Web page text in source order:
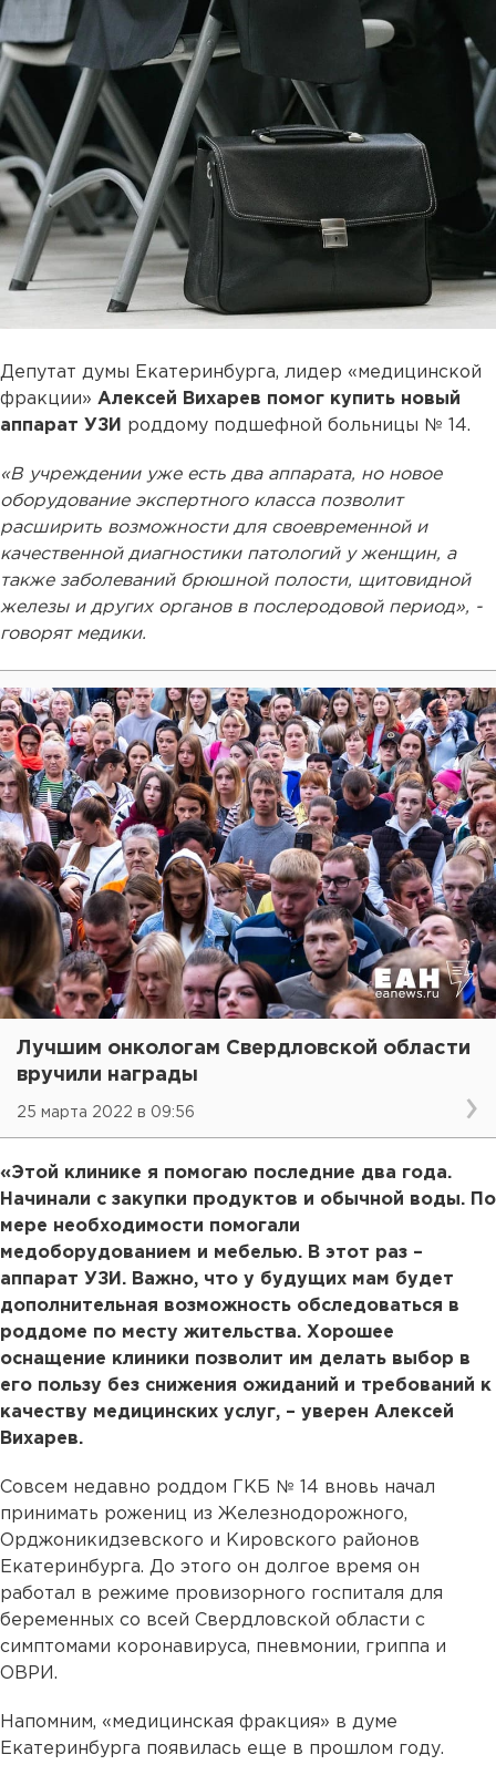
Депутат думы Екатеринбурга, лидер «медицинской
фракции» Алексей Вихарев помог купить новый
аппарат УЗИ роддому подшефной больницы № 14.
«В учреждении уже есть два аппарата, но новое
оборудование экспертного класса позволит
расширить возможности для своевременной и
качественной диагностики патологий у женщин, а
также заболеваний брюшной полости, щитовидной
железы и других органов в послеродовой период», -
говорят медики.
Лучшим онкологам Свердловской области
вручили награды
25 марта 2022 в 09:56
«Этой клинике я помогаю последние два года.
Начинали с закупки продуктов и обычной воды. По
мере необходимости помогали
медоборудованием и мебелью. В этот раз –
аппарат УЗИ. Важно, что у будущих мам будет
дополнительная возможность обследоваться в
роддоме по месту жительства. Хорошее
оснащение клиники позволит им делать выбор в
его пользу без снижения ожиданий и требований к
качеству медицинских услуг, – уверен Алексей
Вихарев.
Совсем недавно роддом ГКБ № 14 вновь начал
принимать рожениц из Железнодорожного,
Орджоникидзевского и Кировского районов
Екатеринбурга. До этого он долгое время он
работал в режиме провизорного госпиталя для
беременных со всей Свердловской области с
симптомами коронавируса, пневмонии, гриппа и
ОВРИ.
Напомним, «медицинская фракция» в думе
Екатеринбурга появилась еще в прошлом году.